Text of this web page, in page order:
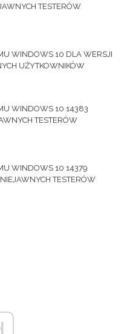
TESTERÓW
WINDOWS 10 DLA WERSJI
UŻYTKOWNIKÓW
WINDOWS 10 14383
TESTERÓW
WINDOWS 10 14379
TESTERÓW